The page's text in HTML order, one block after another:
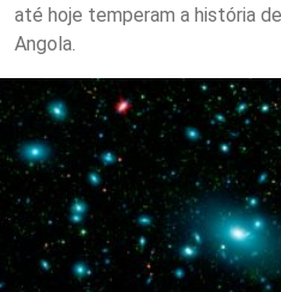
até hoje temperam a história
Angola.